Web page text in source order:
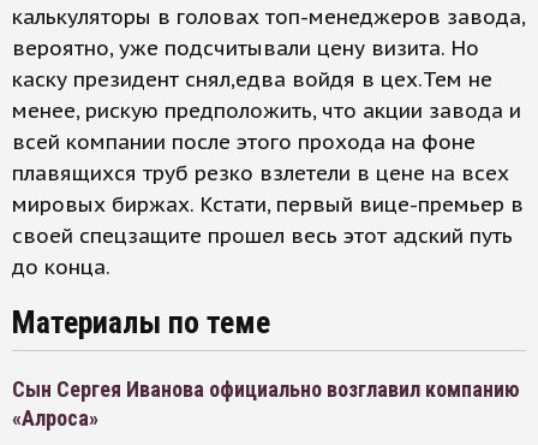
калькуляторы в головах топ-менеджеров завода,
вероятно, уже подсчитывали цену визита. Но
каску президент снял,едва войдя в цех.Тем не
менее, рискую предположить, что акции завода и
всей компании после этого прохода на фоне
плавящихся труб резко взлетели в цене на всех
мировых биржах. Кстати, первый вице-премьер в
своей спецзащите прошел весь этот адский путь
до конца.
Материалы по теме
Сын Сергея Иванова официально возглавил компанию
«Алроса»